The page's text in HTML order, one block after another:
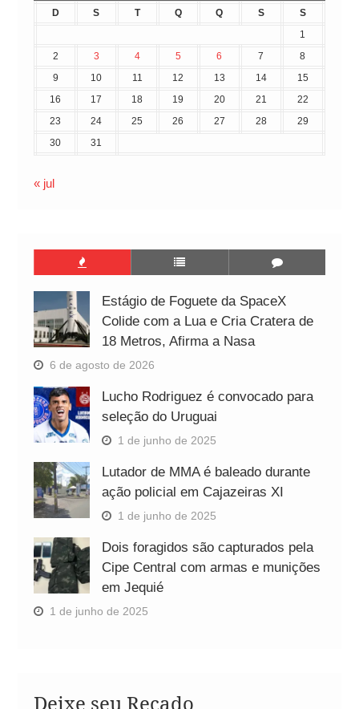
D S T Q Q S
S
1
2
3 4 5 6 7
8
9
10 11 12 13 14
15
16
17 18 19 20 21
22
23
24 25 26 27 28
29
30
31
« jul
Estágio de Foguete da SpaceX
Colide com a Lua e Cria Cratera de
18 Metros, Afirma a Nasa
6 de agosto de 2026
Lucho Rodriguez é convocado para
seleção do Uruguai
1 de junho de 2025
Lutador de MMA é baleado durante
ação policial em Cajazeiras XI
1 de junho de 2025
Dois foragidos são capturados pela
Cipe Central com armas e munições
em Jequié
1 de junho de 2025
Deixe seu Recado